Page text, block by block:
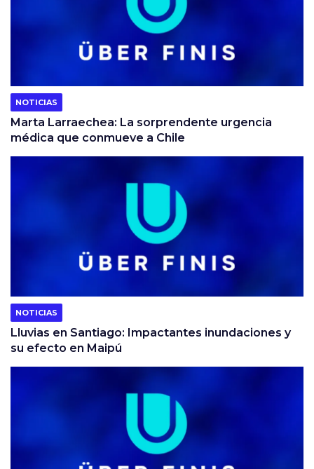
NOTICIAS
Marta Larraechea: La sorprendente urgencia
médica que conmueve a Chile
NOTICIAS
Lluvias en Santiago: Impactantes inundaciones y
su efecto en Maipú